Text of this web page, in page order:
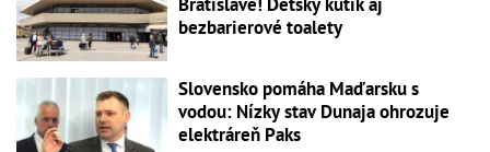
bezbarierové toalety
Slovensko pomáha Maďarsku s
vodou: Nízky stav Dunaja ohrozuje
elektráreň Paks